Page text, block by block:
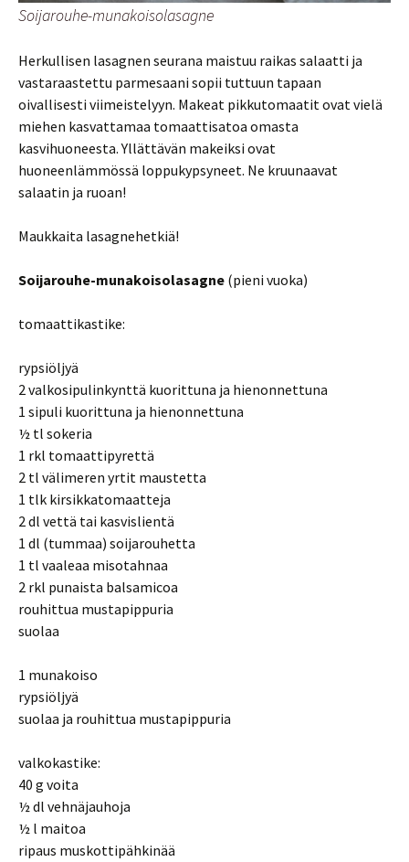
Soijarouhe-munakoisolasagne
Herkullisen lasagnen seurana maistuu raikas salaatti ja
vastaraastettu parmesaani sopii tuttuun tapaan
oivallisesti viimeistelyyn. Makeat pikkutomaatit ovat vielä
miehen kasvattamaa tomaattisatoa omasta
kasvihuoneesta. Yllättävän makeiksi ovat
huoneenlämmössä loppukypsyneet. Ne kruunaavat
salaatin ja ruoan!
Maukkaita lasagnehetkiä!
Soijarouhe-munakoisolasagne (pieni vuoka)
tomaattikastike:
rypsiöljyä
2 valkosipulinkynttä kuorittuna ja hienonnettuna
1 sipuli kuorittuna ja hienonnettuna
½ tl sokeria
1 rkl tomaattipyrettä
2 tl välimeren yrtit maustetta
1 tlk kirsikkatomaatteja
2 dl vettä tai kasvislientä
1 dl (tummaa) soijarouhetta
1 tl vaaleaa misotahnaa
2 rkl punaista balsamicoa
rouhittua mustapippuria
suolaa
1 munakoiso
rypsiöljyä
suolaa ja rouhittua mustapippuria
valkokastike:
40 g voita
½ dl vehnäjauhoja
½ l maitoa
ripaus muskottipähkinää